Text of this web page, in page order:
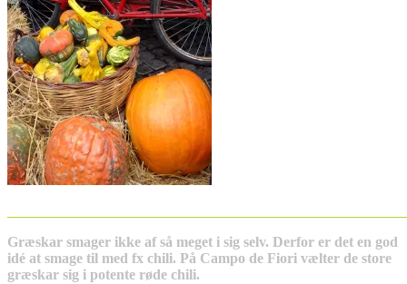
Græskar smager ikke af så meget i sig selv. Derfor er det en god
idé at smage til med fx chili. På Campo de Fiori vælter de store
græskar sig i potente røde chili.